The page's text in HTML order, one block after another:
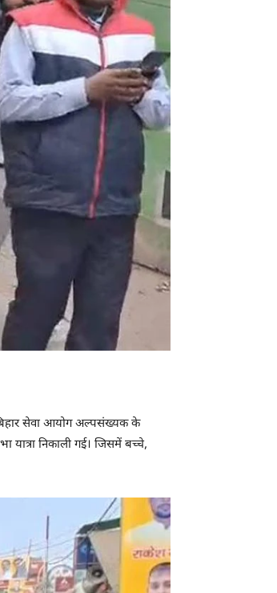
सेवा आयोग अल्पसंख्यक के
यात्रा निकाली गई। जिसमें बच्चे,